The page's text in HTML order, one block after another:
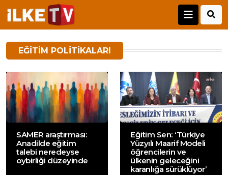
EĞITIM POLITIKALARI
SAMER araştırması:
Anadilde eğitim
talebi neredeyse
oybirliği düzeyinde
Eğitim Sen: ‘Türkiye
Yüzyılı Maarif Modeli
öğrencilerin ve
ülkenin geleceğini
karanlığa sürüklüyor’